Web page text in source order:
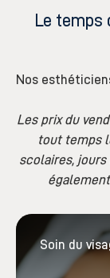
Le temps
Nos
Les prix du
tout temps
scolaires,
Soin du